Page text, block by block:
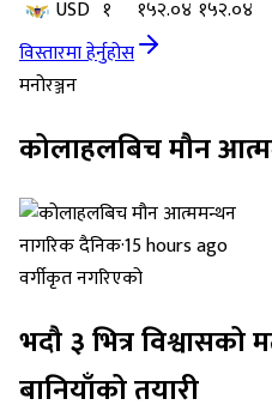
USD १ १५२.०४ १५२.०४
विस्तारमा हेर्नुहोस
मनोरञ्जन
कोलाहलबिच मौन
नागरिक दैनिक·15 hours ago
वर्गीकृत नगरिएको
भदौ ३ भित्र विश्वासको
बानियाँको तयारी